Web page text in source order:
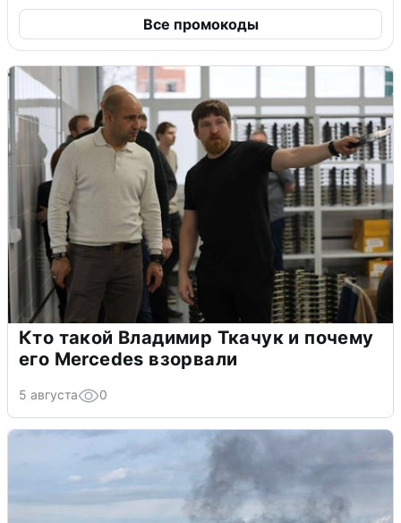
Все промокоды
Кто такой Владимир Ткачук и почему
его Mercedes взорвали
5 августа 0